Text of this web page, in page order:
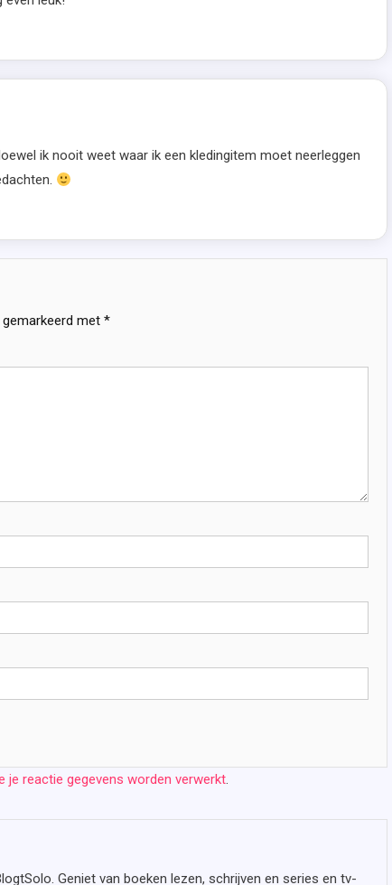
ik nooit weet waar ik een kledingitem moet neerleggen
met *
je reactie gegevens worden verwerkt.
Geniet van boeken lezen, schrijven en series en tv-